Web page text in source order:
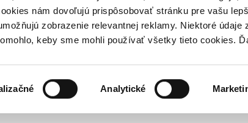
nám dovoľujú prispôsobovať stránku pre vašu
zobrazenie relevantnej reklamy. Niektoré údaje
keby sme mohli používať všetky tieto cookies.
Analytické